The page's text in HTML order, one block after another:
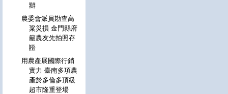
辦
農委會派員勘查高
粱災損 金門縣府
籲農友先拍照存
證
用農產展國際行銷
實力 臺南多項農
產於多倫多頂級
超市隆重登場